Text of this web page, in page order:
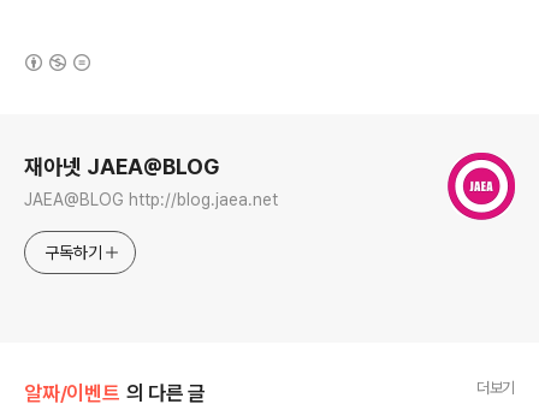
재아넷 JAEA@BLOG
JAEA@BLOG http://blog.jaea.net
구독하기
알짜/이벤트 의 다른 글 더보기